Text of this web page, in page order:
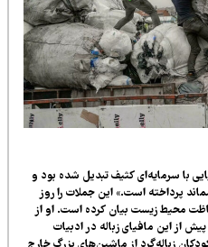
کثیف تبدیل شده بود و
است.» این جملات را روز
زیست بیان کرده است. او از
مافیای زباله در ادبیات